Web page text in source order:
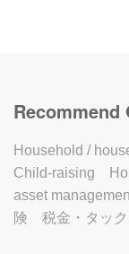
Recommend
Household /
Child-raising
asset
険
税金・タッ